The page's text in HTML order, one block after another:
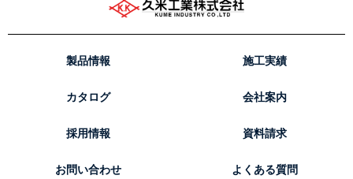
製品情報 施工実績
カタログ 会社案内
採用情報 資料請求
お問い合わせ よくある質問